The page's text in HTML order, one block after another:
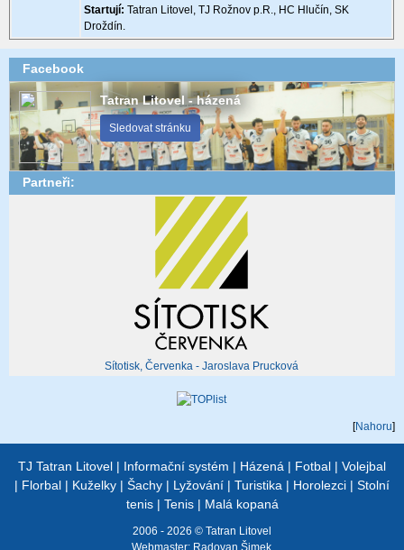
Startují: Tatran Litovel, TJ Rožnov p.R., HC Hlučín, SK
Droždín.
Facebook
Tatran Litovel - házená
Sledovat stránku
Partneři:
Sítotisk, Červenka - Jaroslava Prucková
[Nahoru]
TJ Tatran Litovel | Informační systém | Házená | Fotbal | Volejbal
| Florbal | Kuželky | Šachy | Lyžování | Turistika | Horolezci | Stolní
tenis| Tenis| Malá kopaná
2006 - 2026 © Tatran Litovel
Webmaster: Radovan Šimek